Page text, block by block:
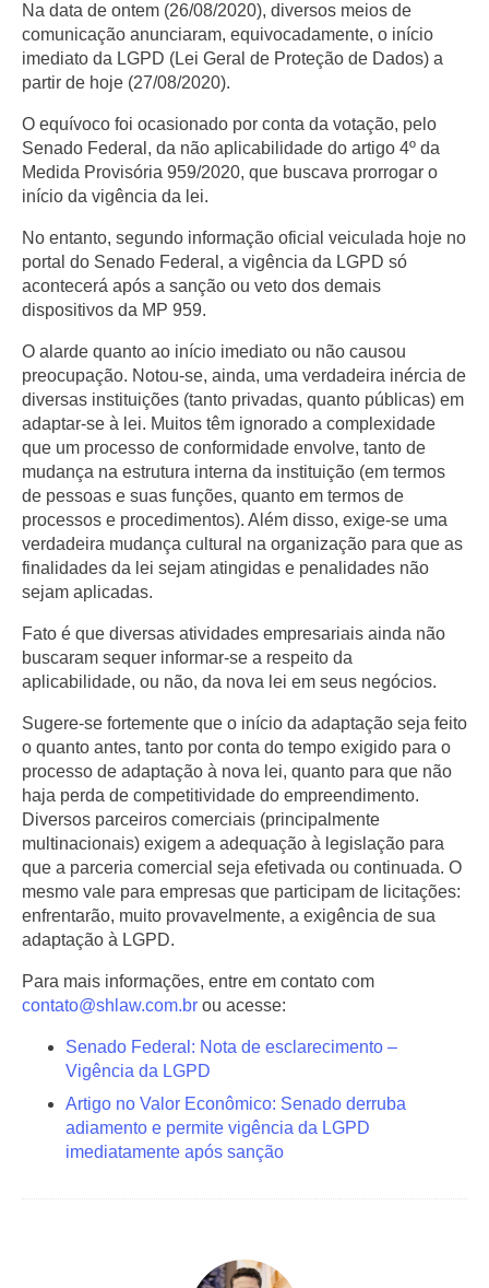
Na data de ontem (26/08/2020), diversos meios de
comunicação anunciaram, equivocadamente, o início
imediato da LGPD (Lei Geral de Proteção de Dados) a
partir de hoje (27/08/2020).
O equívoco foi ocasionado por conta da votação, pelo
Senado Federal, da não aplicabilidade do artigo 4º da
Medida Provisória 959/2020, que buscava prorrogar o
início da vigência da lei.
No entanto, segundo informação oficial veiculada hoje no
portal do Senado Federal, a vigência da LGPD só
acontecerá após a sanção ou veto dos demais
dispositivos da MP 959.
O alarde quanto ao início imediato ou não causou
preocupação. Notou-se, ainda, uma verdadeira inércia de
diversas instituições (tanto privadas, quanto públicas) em
adaptar-se à lei. Muitos têm ignorado a complexidade
que um processo de conformidade envolve, tanto de
mudança na estrutura interna da instituição (em termos
de pessoas e suas funções, quanto em termos de
processos e procedimentos). Além disso, exige-se uma
verdadeira mudança cultural na organização para que as
finalidades da lei sejam atingidas e penalidades não
sejam aplicadas.
Fato é que diversas atividades empresariais ainda não
buscaram sequer informar-se a respeito da
aplicabilidade, ou não, da nova lei em seus negócios.
Sugere-se fortemente que o início da adaptação seja feito
o quanto antes, tanto por conta do tempo exigido para o
processo de adaptação à nova lei, quanto para que não
haja perda de competitividade do empreendimento.
Diversos parceiros comerciais (principalmente
multinacionais) exigem a adequação à legislação para
que a parceria comercial seja efetivada ou continuada. O
mesmo vale para empresas que participam de licitações:
enfrentarão, muito provavelmente, a exigência de sua
adaptação à LGPD.
Para mais informações, entre em contato com
contato@shlaw.com.br ou acesse:
Senado Federal: Nota de esclarecimento –
Vigência da LGPD
Artigo no Valor Econômico: Senado derruba
adiamento e permite vigência da LGPD
imediatamente após sanção